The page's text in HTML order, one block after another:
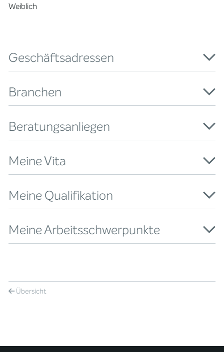
Weiblich
Geschäftsadressen
Branchen
Beratungsanliegen
Meine Vita
Meine Qualifikation
Meine Arbeitsschwerpunkte
Übersicht